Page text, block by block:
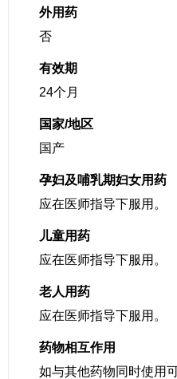
外用药
否
有效期
24个月
国家/地区
国产
孕妇及哺乳期妇女用药
应在医师指导下服用。
儿童用药
应在医师指导下服用。
老人用药
应在医师指导下服用。
药物相互作用
如与其他药物同时使用